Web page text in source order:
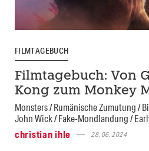
FILMTAGEBUCH
Filmtagebuch: Von
Kong zum Monkey
Monsters / Rumänische Zumutung /
John Wick / Fake-Mondlandung /
christian ihle
28.06.2024